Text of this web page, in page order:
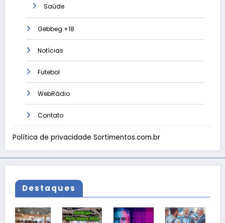
Saúde
Gebbeg +18
Notícias
Futebol
WebRádio
Contato
Política de privacidade Sortimentos.com.br
Destaques